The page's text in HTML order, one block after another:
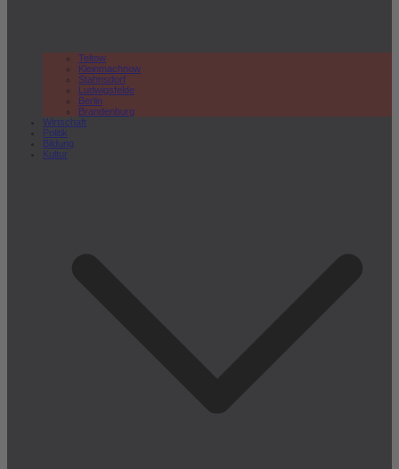
Teltow
Kleinmachnow
Stahnsdorf
Ludwigsfelde
Berlin
Brandenburg
Wirtschaft
Politik
Bildung
Kultur